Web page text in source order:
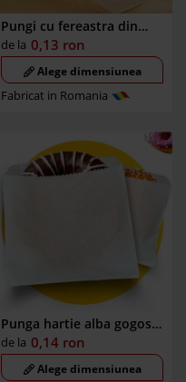
Pungi cu fereastra din
hartie semi-transparenta,
100% FARA PLASTIC
de la 0,13 ron
Alege dimensiunea
Fabricat in Romania
Punga hartie alba gogosi,
sandwich, cartofi prajiti
de la 0,14 ron
Alege dimensiunea